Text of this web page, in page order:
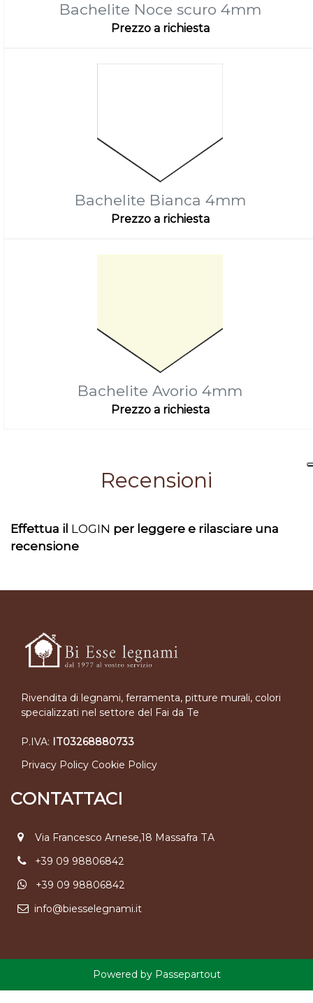
Bachelite Noce scuro 4mm
Prezzo a richiesta
Bachelite Bianca 4mm
Prezzo a richiesta
Bachelite Avorio 4mm
Prezzo a richiesta
Recensioni
Effettua il LOGIN per leggere e rilasciare una
recensione
Rivendita di legnami, ferramenta, pitture murali, colori
specializzati nel settore del Fai da Te
P.IVA: IT03268880733
Privacy Policy Cookie Policy
CONTATTACI
Via Francesco Arnese,18 Massafra TA
+39 09 98806842
+39 09 98806842
info@biesselegnami.it
Powered by Passepartout